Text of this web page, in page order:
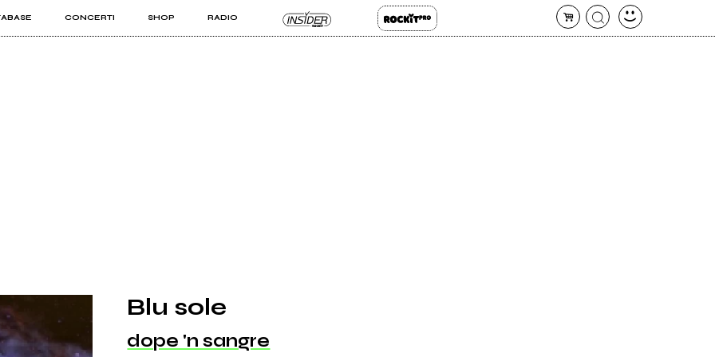
CONCERTI SHOP RADIO
PRO
Blu sole
dope 'n sangre